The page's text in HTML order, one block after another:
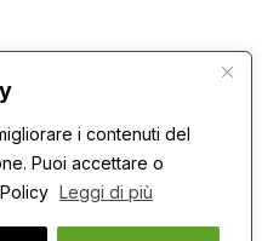
i contenuti del
Puoi accettare o
Leggi di più